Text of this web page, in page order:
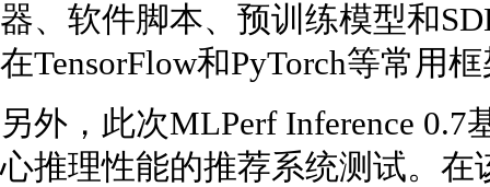
器、软件脚本、预训练模型和
在TensorFlow和PyTorch等常用
另外，此次MLPerf Inference
心推理性能的推荐系统测试。